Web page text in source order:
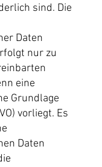
sind. Die
Daten
nur zu
eine
Grundlage
vorliegt. Es
Daten